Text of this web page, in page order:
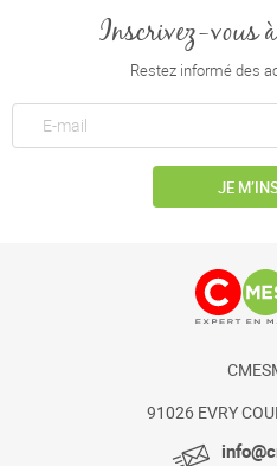
Inscrivez-vous
Restez informé des
JE
91026 EVRY